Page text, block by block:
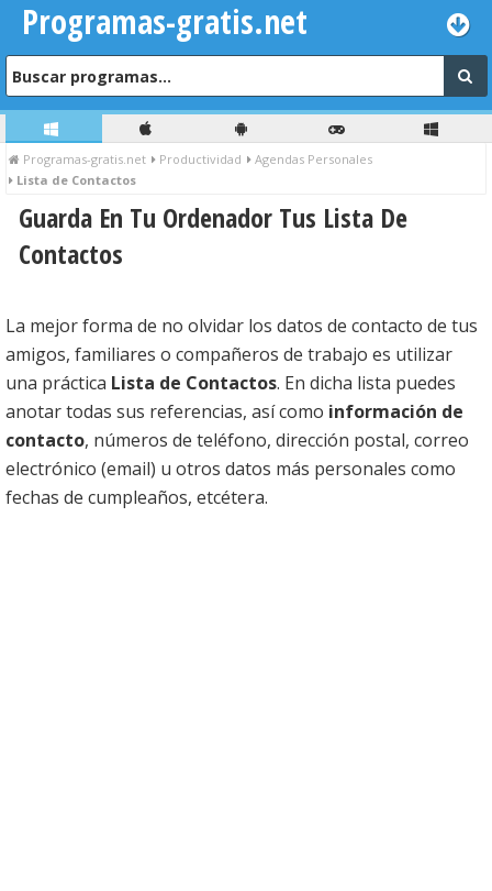
Programas-gratis.net
Programas-gratis.net Productividad
Agendas Personales
Lista de Contactos
Guarda En Tu Ordenador Tus Lista De
Contactos
La mejor forma de no olvidar los datos de contacto de tus
amigos, familiares o compañeros de trabajo es utilizar
una práctica Lista de Contactos. En dicha lista puedes
anotar todas sus referencias, así como información de
contacto, números de teléfono, dirección postal, correo
electrónico (email) u otros datos más personales como
fechas de cumpleaños, etcétera.